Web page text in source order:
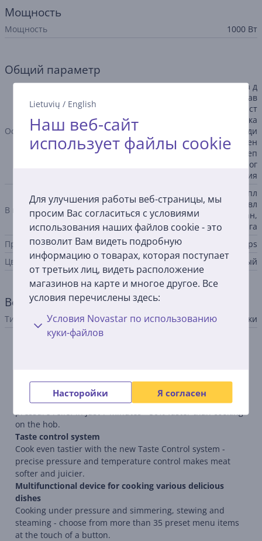
Lietuvių / English
Наш веб-сайт
использует файлы cookie
Для улучшения работы веб-страницы, мы
просим Вас согласиться с условиями
использования наших файлов cookie - это
позволит Вам видеть подробную
информацию о товарах, которая поступает
от третьих лиц, видеть расположение
магазинов на карте и многое другое. Все
условия перечислены здесь:
Условия Novastar по использованию
куки-файлов
Насторойки Я согласен
Мощность
Мощность 1000 Вт
Общий параметр
Особенности
технология быстрого сброса д
авления, точный контроль дав
ления и температуры, 18 сист
ем безопасности, блокировка
от детей, добавление ингреди
ентов в процессе приготовлен
ия, функция поддержания теп
ла, съемный шнур для удобног
о хранения
В комплекте
универсальная скороварка, пл
астиковая чаша для приготовл
ения на пару, мерный стакан,
лопатка, кулинарная книга
Производитель
Philips
Цвет
черный
Веселая кулинария
Тип устройства мультиварки
Rapid pressure reduction technology
Rapid pressure reduction technology provides automatic
pressure relief in just 7 minutes - 50% faster than cooking
on the hob.
Taste control system
Cook even tastier with the new Taste Control system -
precise pressure and temperature control makes meat
softer and juicier.
Multifunctional device for cooking various delicious
dishes
Cooking under pressure and simmering, stewing and
steaming - choose from more than 35 preset menu items
at the touch of a button.